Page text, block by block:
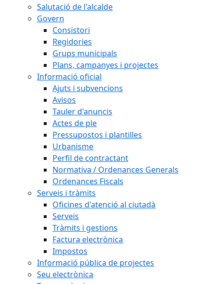
Salutació de l'alcalde
Govern
Consistori
Regidories
Grups municipals
Plans, campanyes i projectes
Informació oficial
Ajuts i subvencions
Avisos
Tauler d'anuncis
Actes de ple
Pressupostos i plantilles
Urbanisme
Perfil de contractant
Normativa / Ordenances Generals
Ordenances Fiscals
Serveis i tràmits
Oficines d'atenció al ciutadà
Serveis
Tràmits i gestions
Factura electrònica
Impostos
Informació pública de projectes
Seu electrònica